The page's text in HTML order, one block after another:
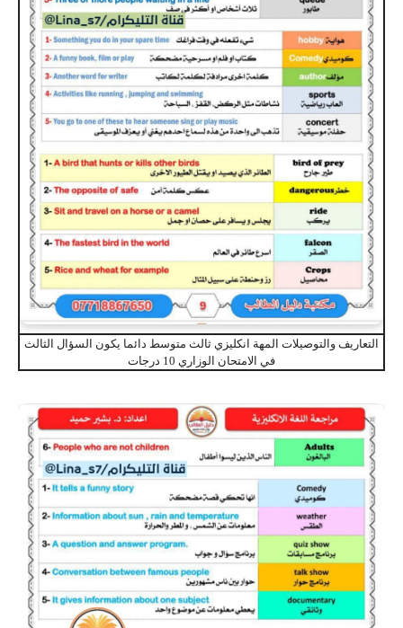
التعاريف والتوصيلات المهة انكليزي ثالث متوسط دائما يكون السؤال الثالث
في الامتحان الوزاري 10 درجات